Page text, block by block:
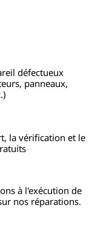
défectueux
panneaux,
la vérification et le
à l'exécution de
nos réparations.